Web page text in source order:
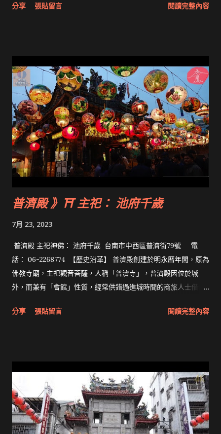
年，因舊廟地處捷運系統北淡線上，奉市府核准拆遷至中山區民
分享 張貼留言 閱讀完整內容
普濟殿 》⛩ 主祀： 池府千歲
7月 23, 2023
普濟殿 主祀神佛： 池府千歲 台南市中西區普濟街79號 電
話： 06-2268774 【歷史沿革】 普濟殿創建於明永曆年間，原為
佛教寺廟，主祀觀音菩薩，人稱「普濟寺」，普濟殿因位於城
外，而兼有「會館」性質，經常供錯過進城時間的商旅人士借住
祀寺內，沒想到香火日盛，竟逐漸成為寺廟主神，使「普濟寺」
耀等人曾發起重修；嘉慶22年（1817年），石克纘等人再度發起
重修，當時住持僧邇蓮禪師，出錢購得普濟殿右側土地加蓋偏
殿，奠定一本殿一偏殿的基本規模，此後經歷數次重修，卻於日
治時代末期，遭盟軍轟炸，廟前拜亭毀損，民國34年，再次發起
重修；民國63年，又再度重修，始成今貌。（節錄自《王城氣
分享 張貼留言 閱讀完整內容